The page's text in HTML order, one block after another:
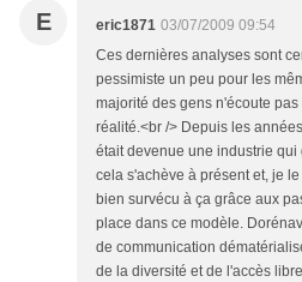
E eric1871 03/07/2009 09:54
Ces dernières analyses sont
pessimiste un peu pour les
majorité des gens n'écoute
réalité.<br /> Depuis les
était devenue une industrie
cela s'achève à présent et, je
bien survécu à ça grâce aux
place dans ce modèle.
de communication
de la diversité et de l'accès